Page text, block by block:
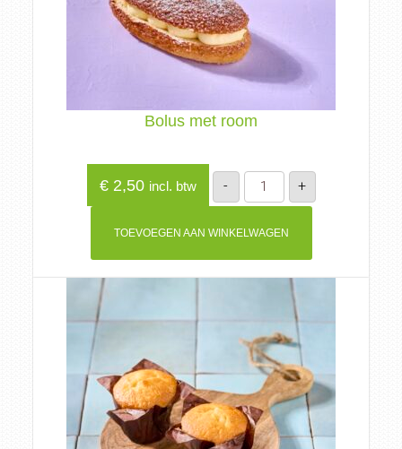
Bolus met room
€2,50 incl. btw -
Bolus
met
room
+
TOEVOEGEN AAN WINKELWAGEN